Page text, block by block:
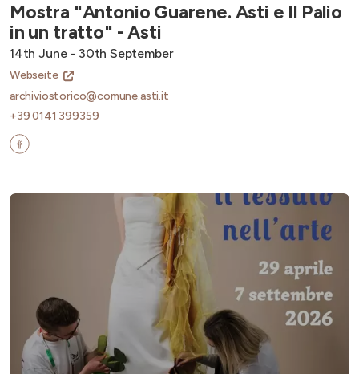
Mostra "Antonio Guarene. Asti e Il Palio
in un tratto" - Asti
14th June - 30th September
Webseite
archiviostorico@comune.asti.it
+39 0141 399359